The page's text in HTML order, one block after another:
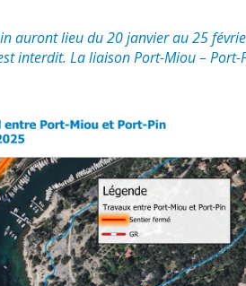
auront lieu du 20 janvier au 25
interdit. La liaison Port-Miou – Port-